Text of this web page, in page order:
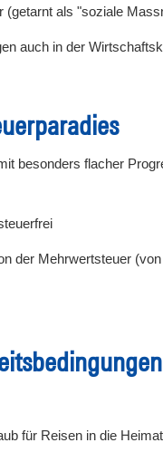
(getarnt als "soziale
auch in der
besonders flacher
der Mehrwertsteuer
für Reisen in die Heimat